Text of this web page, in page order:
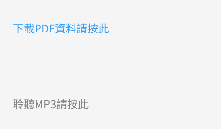
下載PDF資料請按此
聆聽MP3請按此